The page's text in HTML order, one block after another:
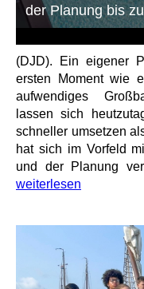
der Planung bis
(DJD). Ein eigener
ersten Moment wie
aufwendiges
lassen sich
schneller umsetzen
hat sich im Vorfeld
und der Planung
weiterlesen